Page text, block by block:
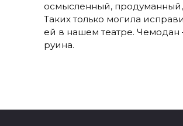
осмысленный,
Таких только могила
ей в нашем театре.
руина.